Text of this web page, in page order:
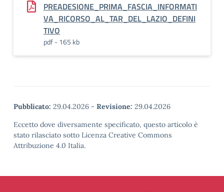
PREADESIONE_PRIMA_FASCIA_INFORMATI
VA_RICORSO_AL_TAR_DEL_LAZIO_DEFINI
TIVO
pdf - 165 kb
Pubblicato: 29.04.2026 - Revisione: 29.04.2026
Eccetto dove diversamente specificato, questo articolo è
stato rilasciato sotto Licenza Creative Commons
Attribuzione 4.0 Italia.